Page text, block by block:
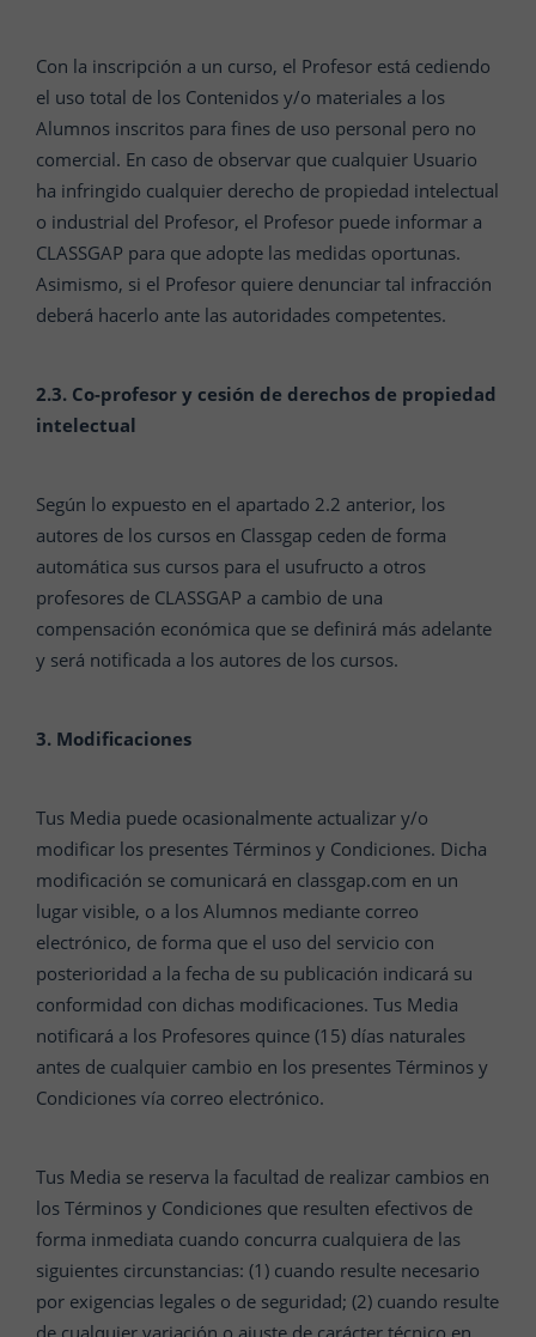
Con la inscripción a un curso, el Profesor está cediendo
el uso total de los Contenidos y/o materiales a los
Alumnos inscritos para fines de uso personal pero no
comercial. En caso de observar que cualquier Usuario
ha infringido cualquier derecho de propiedad intelectual
o industrial del Profesor, el Profesor puede informar a
CLASSGAP para que adopte las medidas oportunas.
Asimismo, si el Profesor quiere denunciar tal infracción
deberá hacerlo ante las autoridades competentes.
2.3. Co-profesor y cesión de derechos de propiedad
intelectual
Según lo expuesto en el apartado 2.2 anterior, los
autores de los cursos en Classgap ceden de forma
automática sus cursos para el usufructo a otros
profesores de CLASSGAP a cambio de una
compensación económica que se definirá más adelante
y será notificada a los autores de los cursos.
3. Modificaciones
Tus Media puede ocasionalmente actualizar y/o
modificar los presentes Términos y Condiciones. Dicha
modificación se comunicará en classgap.com en un
lugar visible, o a los Alumnos mediante correo
electrónico, de forma que el uso del servicio con
posterioridad a la fecha de su publicación indicará su
conformidad con dichas modificaciones. Tus Media
notificará a los Profesores quince (15) días naturales
antes de cualquier cambio en los presentes Términos y
Condiciones vía correo electrónico.
Tus Media se reserva la facultad de realizar cambios en
los Términos y Condiciones que resulten efectivos de
forma inmediata cuando concurra cualquiera de las
siguientes circunstancias: (1) cuando resulte necesario
por exigencias legales o de seguridad; (2) cuando resulte
de cualquier variación o ajuste de carácter técnico en